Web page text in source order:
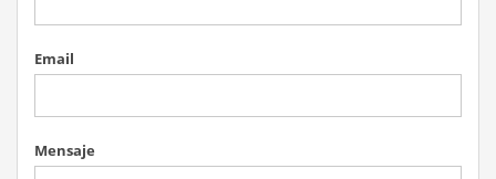
Email
Mensaje